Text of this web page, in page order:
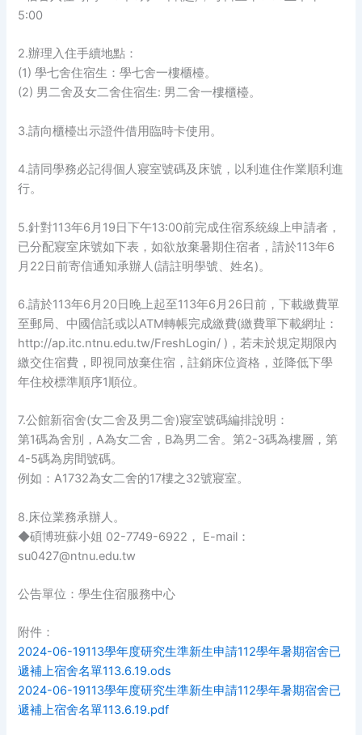
5:00
2.辦理入住手續地點：
(1) 學七舍住宿生：學七舍一樓櫃檯。
(2) 男二舍及女二舍住宿生: 男二舍一樓櫃檯。
3.請向櫃檯出示證件借用臨時卡使用。
4.請同學務必記得個人寢室號碼及床號，以利進住作業順利進
行。
5.針對113年6月19日下午13:00前完成住宿系統線上申請者，
已分配寢室床號如下表，如欲放棄暑期住宿者，請於113年6
月22日前寄信通知承辦人(請註明學號、姓名)。
6.請於113年6月20日晚上起至113年6月26日前，下載繳費單
至郵局、中國信託或以ATM轉帳完成繳費(繳費單下載網址：
http://ap.itc.ntnu.edu.tw/FreshLogin/ )，若未於規定期限內
繳交住宿費，即視同放棄住宿，註銷床位資格，並降低下學
年住校標準順序1順位。
7.公館新宿舍(女二舍及男二舍)寢室號碼編排說明：
第1碼為舍別，A為女二舍，B為男二舍。第2-3碼為樓層，第
4-5碼為房間號碼。
例如：A1732為女二舍的17樓之32號寢室。
8.床位業務承辦人。
◆碩博班蘇小姐 02-7749-6922， E-mail：
su0427@ntnu.edu.tw
公告單位：學生住宿服務中心
附件：
2024-06-19113學年度研究生準新生申請112學年暑期宿舍已
遞補上宿舍名單113.6.19.ods
2024-06-19113學年度研究生準新生申請112學年暑期宿舍已
遞補上宿舍名單113.6.19.pdf